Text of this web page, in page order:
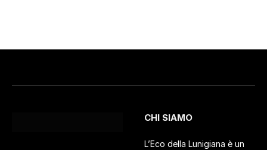
CHI SIAMO
L’Eco della Lunigiana è un